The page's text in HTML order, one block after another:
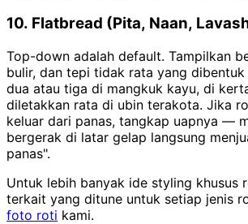
10. Flatbread (Pita, Naan,
Top-down adalah default. Tampilkan
bulir, dan tepi tidak rata yang dibentuk
dua atau tiga di mangkuk kayu, di
diletakkan rata di ubin terakota. Jika
keluar dari panas, tangkap uapnya —
bergerak di latar gelap langsung
panas".
Untuk lebih banyak ide styling khusus
terkait yang ditune untuk setiap jenis
foto roti kami.